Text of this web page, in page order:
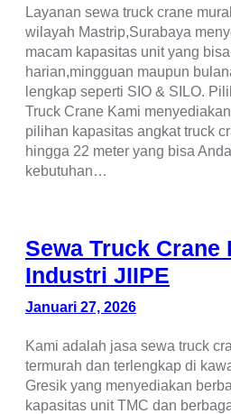
Layanan sewa truck crane
wilayah Mastrip,Surabaya
macam kapasitas unit yang
harian,mingguan maupun
lengkap seperti SIO & SILO.
Truck Crane Kami
pilihan kapasitas angkat truck
hingga 22 meter yang bisa
kebutuhan…
Sewa Truck Crane
Industri JIIPE
Januari 27, 2026
Kami adalah jasa sewa truck
termurah dan terlengkap di
Gresik yang menyediakan
kapasitas unit TMC dan